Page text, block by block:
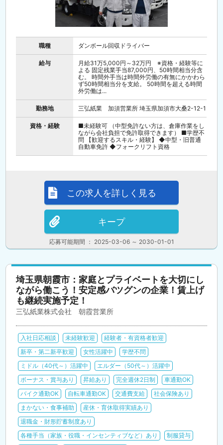
職種 ダンボール回収ドライバー
給与
月給31万5,000円～32万円 ※資格・経験等に
よる 固定残業手当87,000円、50時間相当分含
む。 時間外手当は時間外労働の有無にかかわら
ず50時間相当分を支給。 50時間を超える時間
外労働は...
勤務地 三弘紙業 加須営業所 埼玉県加須市大桑2-12-1
資格・経験
■未経験可 （中型免許ない方は、倉庫作業をし
ながら会社負担で免許取得できます） ■学歴不
問 【歓迎するスキル・経験】 ◆中型・旧普通
自動車免許 ◆フォークリフト資格
応募可能期間 ： 2025-03-06 ～ 2030-01-01
この求人を詳しく見る
キープ
埼玉県朝霞市：家庭とプライベートを大切にし
ながら働こう！安定感バツグンの企業！賃上げ
も継続実施予定！
三弘紙業株式会社 朝霞営業所
入社日応相談 未経験歓迎
経験者・有資格者歓迎
新卒・第二新卒歓迎
女性活躍中
学歴不問
ミドル（40代～）活躍中
エルダー（50代～）活躍中
ボーナス・賞与あり
昇給あり 完全週休2日制
車通勤OK
バイク通勤OK
自転車通勤OK 交通費支給
社会保険あり
まかない・食事補助
産休・育休取得実績あり
退職金・財形貯蓄制度あり
各種手当（家族・役職・インセンティブなど）あり
制服貸与